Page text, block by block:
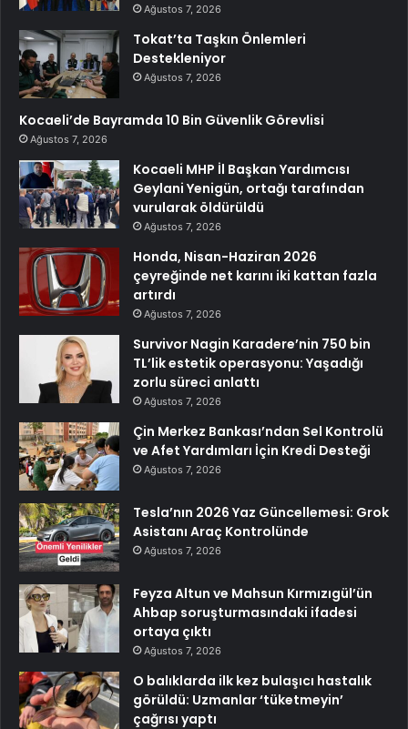
Ağustos 7, 2026
Tokat’ta Taşkın Önlemleri
Destekleniyor
Ağustos 7, 2026
Kocaeli’de Bayramda 10 Bin Güvenlik Görevlisi
Ağustos 7, 2026
Kocaeli MHP İl Başkan Yardımcısı
Geylani Yenigün, ortağı tarafından
vurularak öldürüldü
Ağustos 7, 2026
Honda, Nisan-Haziran 2026
çeyreğinde net karını iki kattan fazla
artırdı
Ağustos 7, 2026
Survivor Nagin Karadere’nin 750 bin
TL’lik estetik operasyonu: Yaşadığı
zorlu süreci anlattı
Ağustos 7, 2026
Çin Merkez Bankası’ndan Sel Kontrolü
ve Afet Yardımları İçin Kredi Desteği
Ağustos 7, 2026
Tesla’nın 2026 Yaz Güncellemesi: Grok
Asistanı Araç Kontrolünde
Ağustos 7, 2026
Feyza Altun ve Mahsun Kırmızıgül’ün
Ahbap soruşturmasındaki ifadesi
ortaya çıktı
Ağustos 7, 2026
O balıklarda ilk kez bulaşıcı hastalık
görüldü: Uzmanlar ‘tüketmeyin’
çağrısı yaptı